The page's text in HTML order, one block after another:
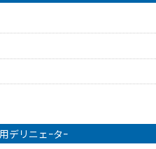
デリニェｰタｰ